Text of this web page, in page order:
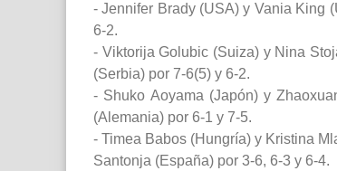
- Jennifer Brady (USA) y Vania King
6-2.
- Viktorija Golubic (Suiza) y Nina
(Serbia) por 7-6(5) y 6-2.
- Shuko Aoyama (Japón) y
(Alemania) por 6-1 y 7-5.
- Timea Babos (Hungría) y Kristina
Santonja (España) por 3-6, 6-3 y 6-4.